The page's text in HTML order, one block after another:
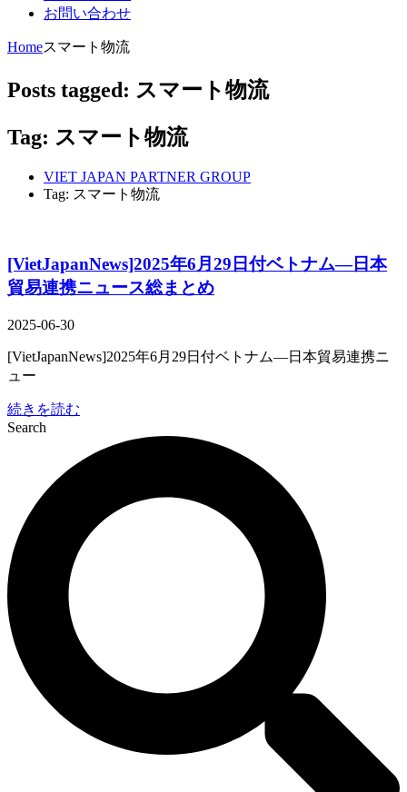
お問い合わせ
Homeスマート物流
Posts tagged: スマート物流
Tag: スマート物流
VIET JAPAN PARTNER GROUP
Tag: スマート物流
[VietJapanNews]2025年6月29日付ベトナム―日本
貿易連携ニュース総まとめ
2025-06-30
[VietJapanNews]2025年6月29日付ベトナム―日本貿易連携ニ
ュー
続きを読む
Search